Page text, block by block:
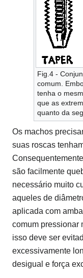
Fig.4 -
comum.
tenha o
que as
quanto da
Os machos
suas roscas
são facilmente
necessário muito
aqueles de
aplicada com
comum pressionar
isso deve ser
excessivamente
desigual e força